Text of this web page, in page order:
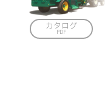
カタログ